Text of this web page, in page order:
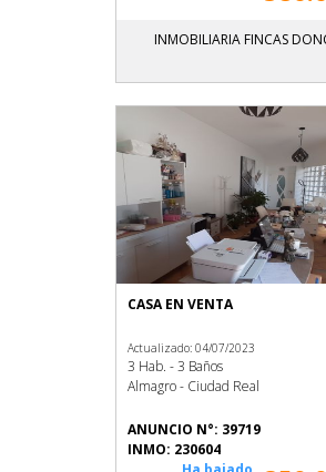
INMOBILIARIA FINCAS
CASA EN VENTA
Actualizado: 04/07/2023
3 Hab. - 3 Baños
Almagro - Ciudad Real
ANUNCIO N°: 39719
INMO: 230604